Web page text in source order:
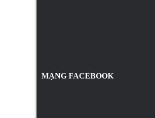
MẠNG FACEBOOK